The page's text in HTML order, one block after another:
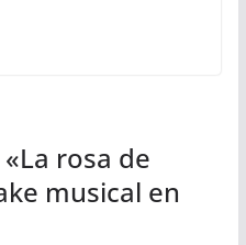
La rosa de
musical en